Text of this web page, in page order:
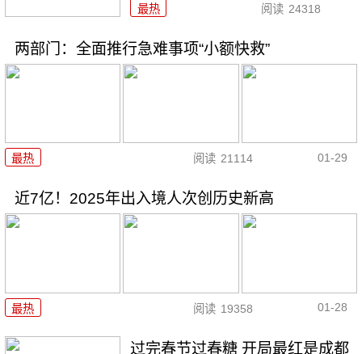
最热 阅读 24318
两部门：全面推行急难事项“小额快救”
最热 阅读 21114 01-29
近7亿！2025年出入境人次创历史新高
最热 阅读 19358 01-28
过完春节过春糖 开局最红是成都